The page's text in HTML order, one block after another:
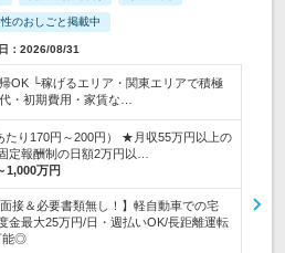
のおしごと掲載中
：2026/08/31
OK └稼げるエリア・関東エリアで積極
・初期費用・家賃な…
たり170円～200円） ★月収55万円以上の
定報酬制の日額2万円以…
1,000万円
面接＆必要書類無し！】軽自動車での宅
金最大25万円/日・週払いOK/長距離運転
能◎